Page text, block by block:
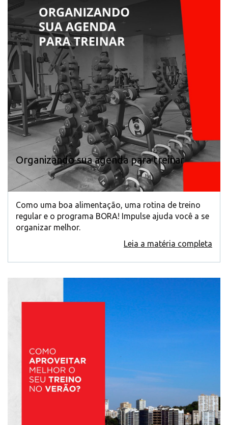
Organizando sua agenda para treinar
Como uma boa alimentação, uma rotina de treino
regular e o programa BORA! Impulse ajuda você a se
organizar melhor.
Leia a matéria completa